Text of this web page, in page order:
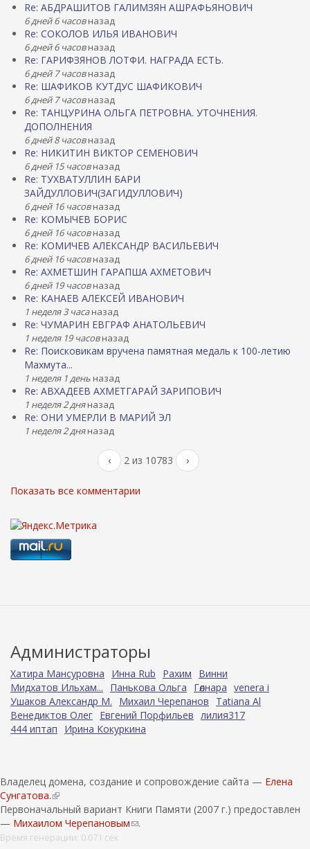
Re: АБДРАШИТОВ ГАЛИМЗЯН АШРАФЬЯНОВИЧ
6 дней 6 часовназад
Re: СОКОЛОВ ИЛЬЯ ИВАНОВИЧ
6 дней 6 часовназад
Re: ГАРИФЗЯНОВ ЛОТФИ. НАГРАДА ЕСТЬ.
6 дней 7 часовназад
Re: ШАФИКОВ КУТДУС ШАФИКОВИЧ
6 дней 7 часовназад
Re: ТАНЦУРИНА ОЛЬГА ПЕТРОВНА. УТОЧНЕНИЯ.
ДОПОЛНЕНИЯ
6 дней 8 часовназад
Re: НИКИТИН ВИКТОР СЕМЕНОВИЧ
6 дней 15 часовназад
Re: ТУХВАТУЛЛИН БАРИ
ЗАЙДУЛЛОВИЧ(ЗАГИДУЛЛОВИЧ)
6 дней 16 часовназад
Re: КОМЫЧЕВ БОРИС
6 дней 16 часовназад
Re: КОМИЧЕВ АЛЕКСАНДР ВАСИЛЬЕВИЧ
6 дней 16 часовназад
Re: АХМЕТШИН ГАРАПША АХМЕТОВИЧ
6 дней 19 часовназад
Re: КАНАЕВ АЛЕКСЕЙ ИВАНОВИЧ
1 неделя 3 часаназад
Re: ЧУМАРИН ЕВГРАФ АНАТОЛЬЕВИЧ
1 неделя 19 часовназад
Re: Поисковикам вручена памятная медаль к 100-летию
Махмута...
1 неделя 1 день назад
Re: АВХАДЕЕВ АХМЕТГАРАЙ ЗАРИПОВИЧ
1 неделя 2 дняназад
Re: ОНИ УМЕРЛИ В МАРИЙ ЭЛ
1 неделя 2 дняназад
‹ 2 из 10783 ›
Показать все комментарии
Администраторы
Хатира Мансуровна Инна Rub Рахим
Винни
Мидхатов Ильхам...
Панькова Ольга Гөлнара venera i
Ушаков Александр М.
Михаил Черепанов
Tatiana Al
Венедиктов Олег Евгений Порфильев лилия317
444 иптап
Ирина Кокуркина
Владелец домена, создание и сопровождение сайта — Елена
Сунгатова.(
в
н
е
Первоначальный вариант Книги Памяти (2007 г.) предоставлен
— Михаилом Черепановым( .
Время генерации: 0.071 сек